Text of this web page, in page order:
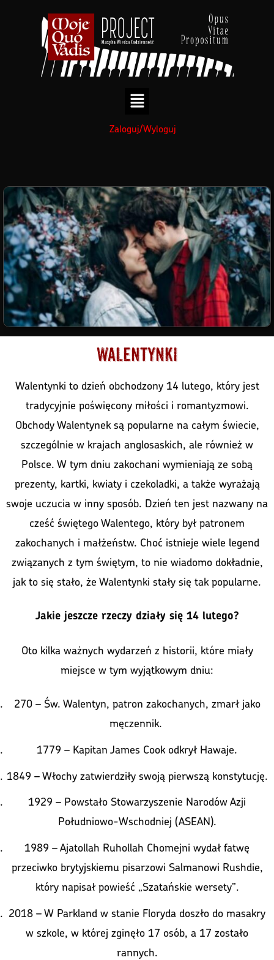
Zaloguj/Wyloguj
Strona główna»Blog»Walentynki 2023
Walentynki
Walentynki to dzień obchodzony 14 lutego, który jest
tradycyjnie poświęcony miłości i romantyzmowi.
Obchody Walentynek są popularne na całym świecie,
szczególnie w krajach anglosaskich, ale również w
Polsce. W tym dniu zakochani wymieniają ze sobą
prezenty, kartki, kwiaty i czekoladki, a także wyrażają
swoje uczucia w inny sposób. Dzień ten jest nazwany na
cześć świętego Walentego, który był patronem
zakochanych i małżeństw. Choć istnieje wiele legend
związanych z tym świętym, to nie wiadomo dokładnie,
jak to się stało, że Walentynki stały się tak popularne.
Jakie jeszcze rzeczy działy się 14 lutego?
Oto kilka ważnych wydarzeń z historii, które miały
miejsce w tym wyjątkowym dniu:
270 – Św. Walentyn, patron zakochanych, zmarł jako
męczennik.
1779 – Kapitan James Cook odkrył Hawaje.
1849 – Włochy zatwierdziły swoją pierwszą konstytucję.
1929 – Powstało Stowarzyszenie Narodów Azji
Południowo-Wschodniej (ASEAN).
1989 – Ajatollah Ruhollah Chomejni wydał fatwę
przeciwko brytyjskiemu pisarzowi Salmanowi Rushdie,
który napisał powieść „Szatańskie wersety”.
2018 – W Parkland w stanie Floryda doszło do masakry
w szkole, w której zginęło 17 osób, a 17 zostało
rannych.